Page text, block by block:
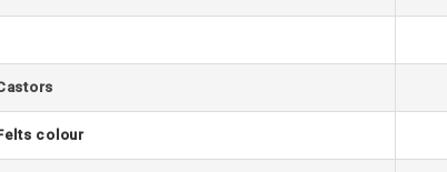
colour